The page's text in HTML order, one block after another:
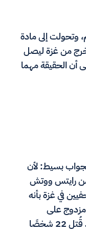
وتحولت إلى مادة
من غزة ليصل
أن الحقيقة مهما
بسيط: لأن
رايتس ووتش
في غزة بأنه
على
مستشفى ناصر في أغسطس 2025، إذ قُتل 22 شخصًا